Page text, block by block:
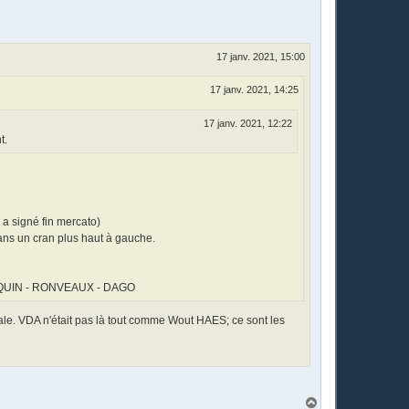
17 janv. 2021, 15:00
17 janv. 2021, 14:25
17 janv. 2021, 12:22
signé fin mercato)
un cran plus haut à gauche.
- RONVEAUX - DAGO
VDA n'était pas là tout comme Wout HAES; ce sont les